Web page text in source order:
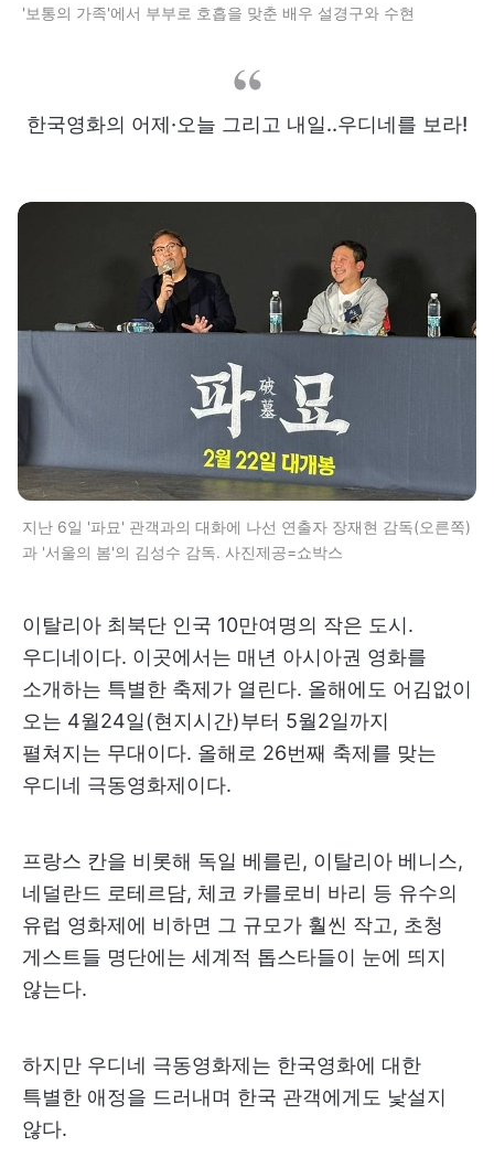
'보통의 가족'에서 부부로 호흡을 맞춘 배우 설경구와 수현
한국영화의 어제·오늘 그리고 내일..우디네를 보라!
지난 6일 '파묘' 관객과의 대화에 나선 연출자 장재현 감독(오른쪽)
과 '서울의 봄'의 김성수 감독. 사진제공=쇼박스
이탈리아 최북단 인국 10만여명의 작은 도시.
우디네이다. 이곳에서는 매년 아시아권 영화를
소개하는 특별한 축제가 열린다. 올해에도 어김없이
오는 4월24일(현지시간)부터 5월2일까지
펼쳐지는 무대이다. 올해로 26번째 축제를 맞는
우디네 극동영화제이다.
프랑스 칸을 비롯해 독일 베를린, 이탈리아 베니스,
네덜란드 로테르담, 체코 카를로비 바리 등 유수의
유럽 영화제에 비하면 그 규모가 훨씬 작고, 초청
게스트들 명단에는 세계적 톱스타들이 눈에 띄지
않는다.
하지만 우디네 극동영화제는 한국영화에 대한
특별한 애정을 드러내며 한국 관객에게도 낯설지
않다.